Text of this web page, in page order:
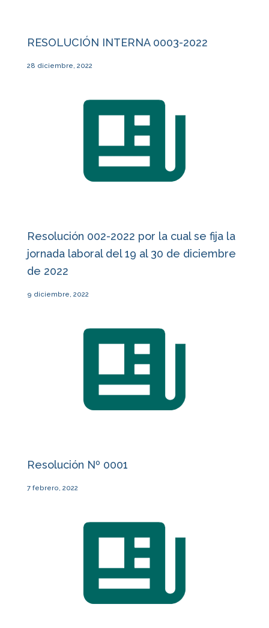
RESOLUCIÓN INTERNA 0003-2022
28 diciembre, 2022
Resolución 002-2022 por la cual se fija la
jornada laboral del 19 al 30 de diciembre
de 2022
9 diciembre, 2022
Resolución Nº 0001
7 febrero, 2022